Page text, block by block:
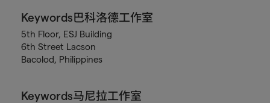
Keywords巴科洛德工作室
5th Floor, ESJ Building
6th Street Lacson
Bacolod, Philippines
Keywords马尼拉工作室